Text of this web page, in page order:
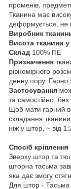
променів,
Тканина має
деформується, не
Виробник
Висота тканини у
Склад 100% ПЕ
Призначення
рівномірного
денну пору. Гарно
Застосування
та самостійно, без
Щоб мати гарний
складання
ніж у штор, ~ від
Спосіб
Зверху штор та
шторна тасьма
яка дає змогу
Для штор - Тасьма